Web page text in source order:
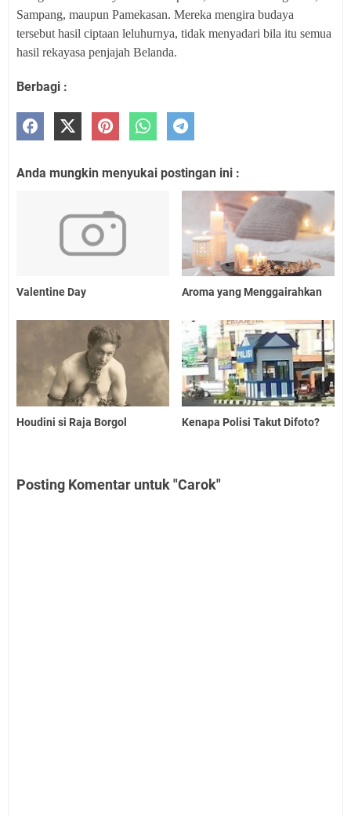
Sampang, maupun Pamekasan. Mereka mengira budaya
tersebut hasil ciptaan leluhurnya, tidak menyadari bila itu semua
hasil rekayasa penjajah Belanda.
Berbagi :
Anda mungkin menyukai postingan ini :
Valentine Day Aroma yang Menggairahkan
Houdini si Raja Borgol Kenapa Polisi Takut Difoto?
Posting Komentar untuk "Carok"